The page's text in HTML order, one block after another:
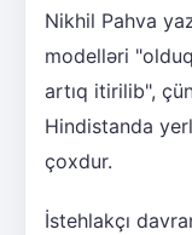
Nikhil Pahva
modelləri
artıq itirilib",
Hindistanda
çoxdur.
İstehlakçı